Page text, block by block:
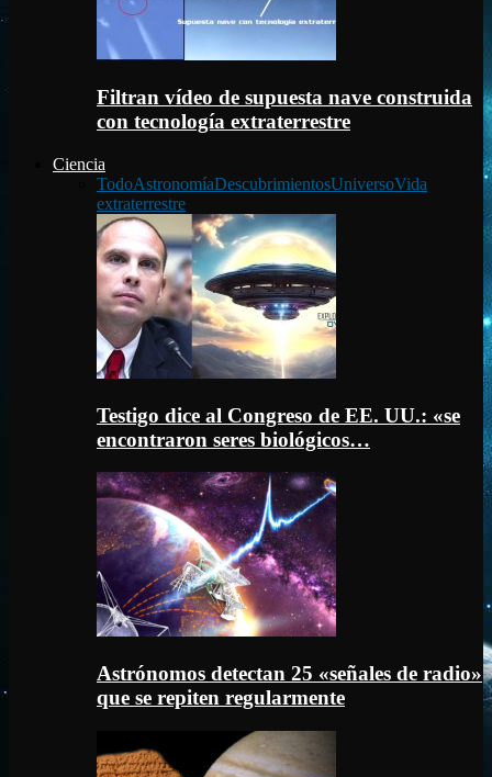
Filtran vídeo de supuesta nave construida
con tecnología extraterrestre
Ciencia
TodoAstronomíaDescubrimientosUniversoVida
extraterrestre
Testigo dice al Congreso de EE. UU.: «se
encontraron seres biológicos…
Astrónomos detectan 25 «señales de radio»
que se repiten regularmente